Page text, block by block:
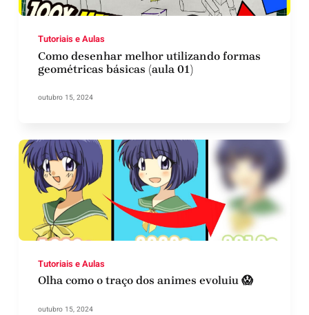
Tutoriais e Aulas
Como desenhar melhor utilizando formas
geométricas básicas (aula 01)
outubro 15, 2024
Tutoriais e Aulas
Olha como o traço dos animes evoluiu 😱
outubro 15, 2024